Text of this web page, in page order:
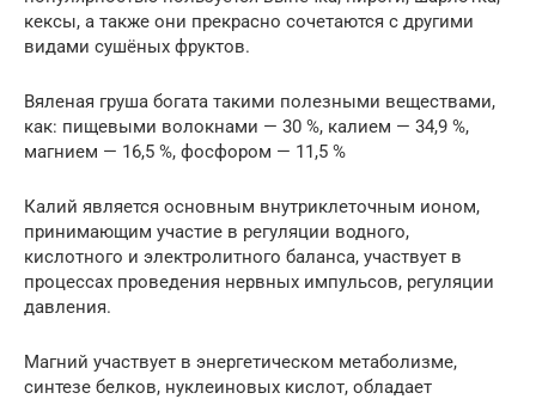
кексы, а также они прекрасно сочетаются с другими
видами сушёных фруктов.
Вяленая груша богата такими полезными веществами,
как: пищевыми волокнами — 30 %, калием — 34,9 %,
магнием — 16,5 %, фосфором — 11,5 %
Калий является основным внутриклеточным ионом,
принимающим участие в регуляции водного,
кислотного и электролитного баланса, участвует в
процессах проведения нервных импульсов, регуляции
давления.
Магний участвует в энергетическом метаболизме,
синтезе белков, нуклеиновых кислот, обладает